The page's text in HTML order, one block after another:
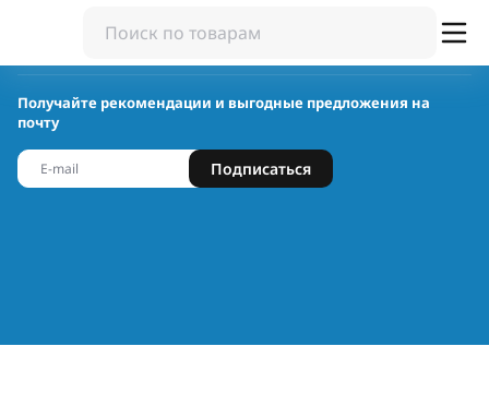
Получайте рекомендации и выгодные предложения на
почту
Подписаться